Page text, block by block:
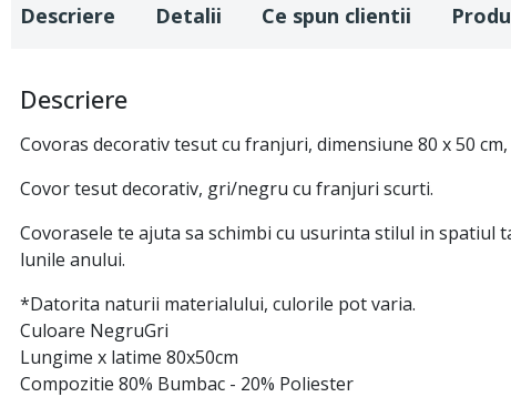
Descriere Detalii Ce spun clientii
Descriere
Covoras decorativ tesut cu franjuri, dimensiune 80 x 50
Covor tesut decorativ, gri/negru cu franjuri scurti.
Covorasele te ajuta sa schimbi cu usurinta stilul in spatiul
lunile anului.
*Datorita naturii materialului, culorile pot varia.
Culoare NegruGri
Lungime x latime 80x50cm
Compozitie 80% Bumbac - 20% Poliester